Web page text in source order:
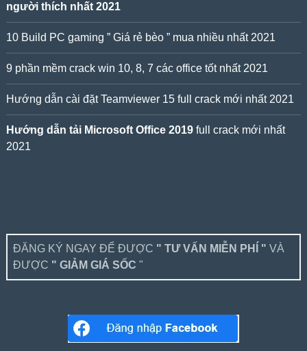
người thích nhất 2021
10 Build PC gaming ” Giá rẻ bèo ” mua nhiều nhất 2021
9 phần mềm crack win 10, 8, 7 các office tốt nhất 2021
Hướng dẫn cài đặt Teamviewer 15 full crack mới nhất 2021
Hướng dẫn tải Microsoft Office 2019full crack mới nhất
2021
ĐĂNG KÝ NGAY ĐỂ ĐƯỢC " TƯ VẤN MIỄN PHÍ " VÀ
ĐƯỢC " GIẢM GIÁ SỐC "